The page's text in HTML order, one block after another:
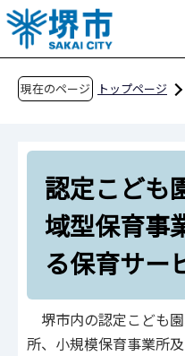
こ
の
ペ
現在のページ トップページ
預けたい（保
いろいろな保
認定こども園
用できる保育
認定こども
域型保育事
る保育サー
堺市内の認定こども
所、小規模保育事業所